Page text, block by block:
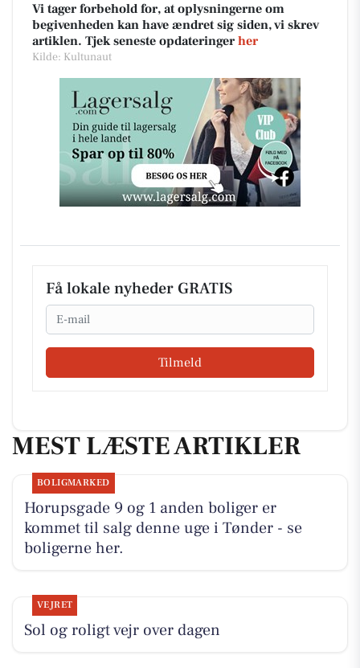
Vi tager forbehold for, at oplysningerne om
begivenheden kan have ændret sig siden, vi skrev
artiklen. Tjek seneste opdateringer her
Kilde: Kultunaut
Få lokale nyheder GRATIS
Email
Tilmeld
MEST LÆSTE ARTIKLER
BOLIGMARKED
Horupsgade 9 og 1 anden boliger er
kommet til salg denne uge i Tønder - se
boligerne her.
VEJRET
Sol og roligt vejr over dagen